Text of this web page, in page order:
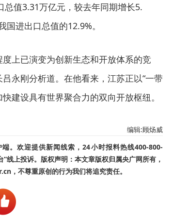
值3.31万亿元，较去年同期增长5.
进出口总值的12.9%。
上已演变为创新生态和开放体系的竞
永刚分析道。在他看来，江苏正以“一带
建设具有世界聚合力的双向开放枢纽。
编辑:顾炀威
。欢迎提供新闻线索，24小时报料热线400-800-
线上投诉。版权声明：本文章版权归属央广网所有，
，不尊重原创的行为我们将追究责任。